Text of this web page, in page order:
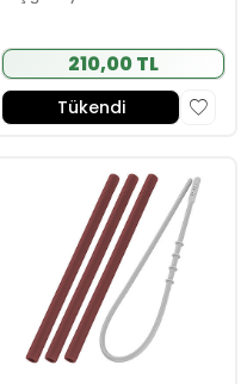
210,00 TL
Tükendi